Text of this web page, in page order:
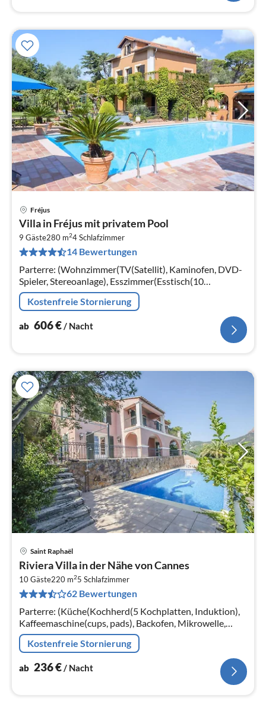
Fréjus
Villa in Fréjus mit privatem Pool
9 Gäste280 m24Schlafzimmer
14 Bewertungen
Parterre: (Wohnzimmer(TV(Satellit), Kaminofen, DVD-
Spieler, Stereoanlage), Esszimmer(Esstisch(10
Personen)), Küche(Kochherd(4 Kochplatten, Gas)
Kostenfreie Stornierung
ab 606€/ Nacht
Saint Raphaël
Riviera Villa in der Nähe von Cannes
10 Gäste220 m25 Schlafzimmer
62 Bewertungen
Parterre: (Küche(Kochherd(5 Kochplatten, Induktion),
Kaffeemaschine(cups, pads), Backofen, Mikrowelle,
Spülmaschine, Kühl-/Gefrierkombination)
Kostenfreie Stornierung
ab 236€ / Nacht